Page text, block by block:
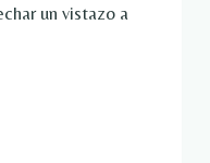
un vistazo a